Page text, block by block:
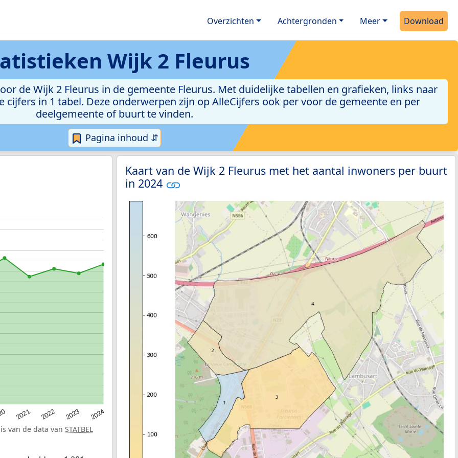
Overzichten Achtergronden Meer Download
Wijk 2 Fleurus
de Wijk 2 Fleurus in de gemeente Fleurus. Met duidelijke tabellen en grafieken, links naar
in 1 tabel. Deze onderwerpen zijn op AlleCijfers ook per voor de gemeente en per
deelgemeente of buurt te vinden.
Pagina inhoud ⇵
2021 2022 2023 2024
van de data van STATBEL
Kaart van de Wijk 2 Fleurus met het aantal inwoners per buurt
in 2024